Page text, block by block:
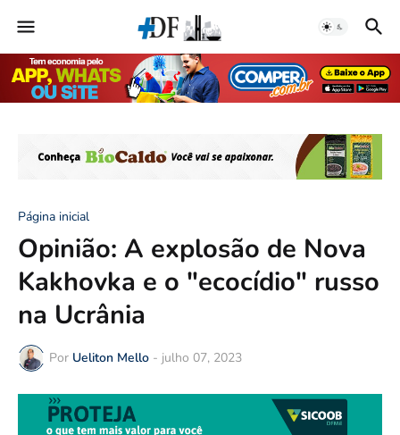
Página inicial
Opinião: A explosão de Nova
Kakhovka e o "ecocídio" russo
na Ucrânia
Por Ueliton Mello - julho 07, 2023